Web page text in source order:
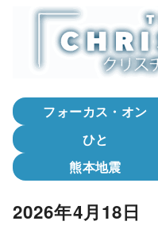
フォーカス・オン
ひと
熊本地震
2026年4月18日